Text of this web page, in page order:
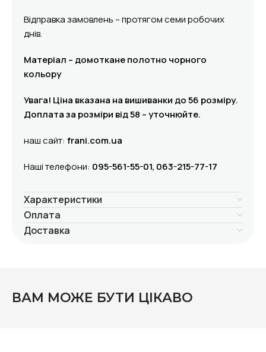
Відправка замовлень – протягом семи робочих
днів.
Матеріал – домоткане полотно чорного
кольору
Увага! Ціна вказана на вишиванки до 56 розміру.
Доплата за розміри від 58 – уточнюйте.
наш сайт: frani.com.ua
Наші телефони: 095-561-55-01, 063-215-77-17
Характеристики
Оплата
Доставка
ВАМ МОЖЕ БУТИ ЦІКАВО